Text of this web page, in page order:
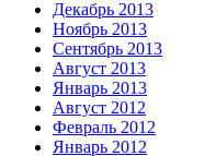
Декабрь 2013
Ноябрь 2013
Сентябрь 2013
Август 2013
Январь 2013
Август 2012
Февраль 2012
Январь 2012